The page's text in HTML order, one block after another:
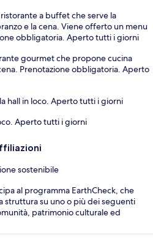
a buffet che serve la
e la cena. Viene offerto un menu
obbligatoria. Aperto tutti i giorni
gourmet che propone cucina
Prenotazione obbligatoria. Aperto
hall in loco. Aperto tutti i giorni
Aperto tutti i giorni
sostenibile
al programma EarthCheck, che
struttura su uno o più dei seguenti
patrimonio culturale ed